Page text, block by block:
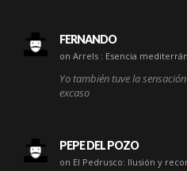
FERNANDO
on Arrels : Esencia
Yo también tuve la
excaso
PEPE DEL POZO
on El Pedrusco: Ilusión y